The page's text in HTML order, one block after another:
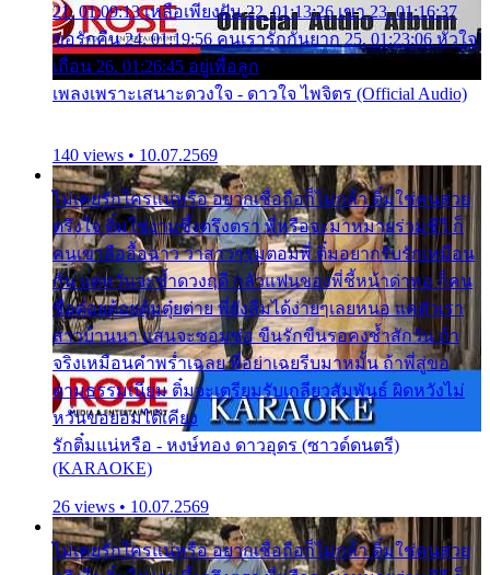
21. 01:09:13 เหลือเพียงฝัน 22. 01:13:26 เขา 23. 01:16:37
ขอรักคืน 24. 01:19:56 คนเรารักกันยาก 25. 01:23:06 หัวใจ
เถื่อน 26. 01:26:45 อยู่เพื่อลูก
เพลงเพราะเสนาะดวงใจ - ดาวใจ ไพจิตร (Official Audio)
140 views • 10.07.2569
ไม่เคยรักใครแน่หรือ อยากเชื่อถือก็ไม่กล้า ติ๋มใช่คนสวย
ตรึงใจ ติ๋มใช่งามซึ้งตรึงตรา พี่หรือจะมาหมายร่วมชีวี ก็
คนเขาลืออื้อฉาว ว่าสาวๆรุมตอมพี่ ติ๋มอยากรับรักเหมือน
กัน แต่หวั่นจะช้ำดวงฤดี กลัวแฟนของพี่ชี้หน้าด่าทอ ก็คน
ชื่อต๋อยต้อยตุ้มตุ๋ยต่าย พี่ยังลืมได้ง่ายๆเลยหนอ แค่ตัวเรา
สาวบ้านนา แสนจะซอมซ่อ ขืนรักขืนรอคงช้ำสักวัน ถ้า
จริงเหมือนคำพร่ำเฉลย พี่อย่าเฉยรีบมาหมั้น ถ้าพี่สู่ขอ
ตามธรรมเนียม ติ๋มจะเตรียมรับเกลียวสัมพันธ์ ผิดหวังไม่
หวั่นขอยอมได้เคียง
รักติ๋มแน่หรือ - หงษ์ทอง ดาวอุดร (ซาวด์ดนตรี)
(KARAOKE)
26 views • 10.07.2569
ไม่เคยรักใครแน่หรือ อยากเชื่อถือก็ไม่กล้า ติ๋มใช่คนสวย